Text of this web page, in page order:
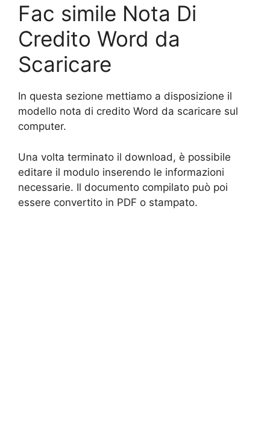
Fac simile Nota Di
Credito Word da
Scaricare
In questa sezione mettiamo a disposizione il
modello nota di credito Word da scaricare sul
computer.
Una volta terminato il download, è possibile
editare il modulo inserendo le informazioni
necessarie. Il documento compilato può poi
essere convertito in PDF o stampato.